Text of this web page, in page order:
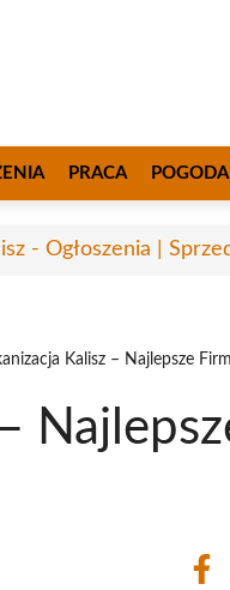
PRACA POGODA
- Ogłoszenia |
Kalisz – Najlepsze